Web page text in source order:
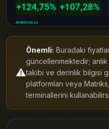
⚠️
Önemli: Buradaki
güncellenmektedir; anlık
takibi ve derinlik bilgisi
platformları veya
terminallerini